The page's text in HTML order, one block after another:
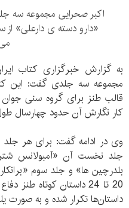
اكبر صحرایی مجموعه سه
«دارو دسته ی دارعلی» از
به گزارش خبرگزاری کتاب
مجموعه سه جلدی گفت: این
قالب طنز برای گروه سنی جوان
كار نگارش آن حدود چهارسال
وی در ادامه گفت: برای هر
جلد نخست آن «آمبولانس
بلدرچین ها» و جلد سوم
20 تا 24 داستان كوتاه
داستان‌ها تكرار شده و به صورت